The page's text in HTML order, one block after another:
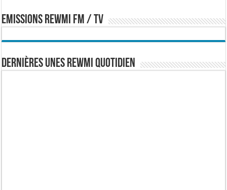
EMISSIONS REWMI FM / TV
Dernières Unes Rewmi Quotidien